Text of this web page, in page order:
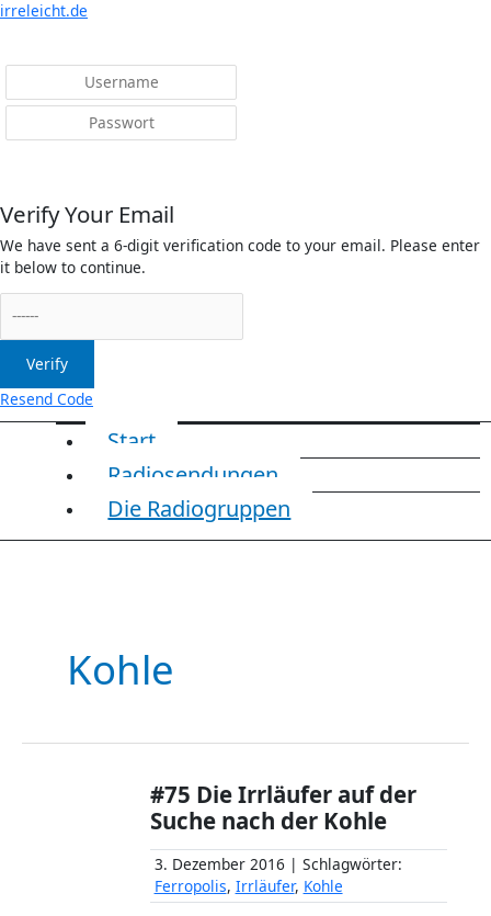
irreleicht.de
Verify Your Email
We have sent a 6-digit verification code to your email. Please enter
it below to continue.
Verify
Resend Code
Menü
Start
Radiosendungen
Die Radiogruppen
Kohle
#75 Die Irrläufer auf der
Suche nach der Kohle
3. Dezember 2016 | Schlagwörter:
Ferropolis, Irrläufer, Kohle